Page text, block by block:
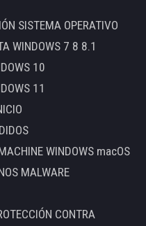
SISTEMA OPERATIVO
WINDOWS 7 8 8.1
10
11
WINDOWS macOS
MALWARE
CONTRA